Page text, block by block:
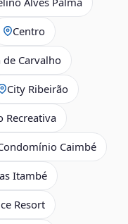
Centro
de Carvalho
City Ribeirão
Recreativa
Caimbé
Itambé
Resort